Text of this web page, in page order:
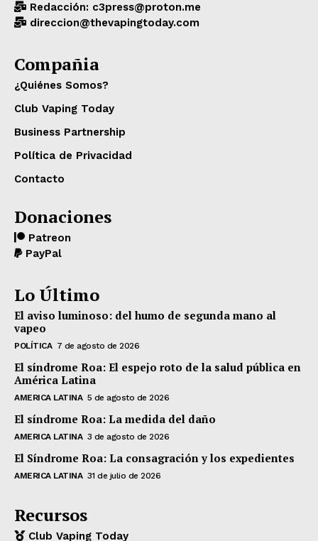
Redacción: c3press@proton.me
direccion@thevapingtoday.com
Compañia
¿Quiénes Somos?
Club Vaping Today
Business Partnership
Política de Privacidad
Contacto
Donaciones
Patreon
PayPal
Lo Último
El aviso luminoso: del humo de segunda mano al
vapeo
POLÍTICA 7 de agosto de 2026
El síndrome Roa: El espejo roto de la salud pública en
América Latina
AMERICA LATINA 5 de agosto de 2026
El síndrome Roa: La medida del daño
AMERICA LATINA 3 de agosto de 2026
El Síndrome Roa: La consagración y los expedientes
AMERICA LATINA 31 de julio de 2026
Recursos
Club Vaping Today